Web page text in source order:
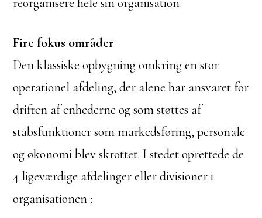
Fire fokus områder
Den klassiske opbygning omkring en stor
operationel afdeling, der alene har ansvaret for
driften af enhederne og som støttes af
stabsfunktioner som markedsføring, personale
og økonomi blev skrottet. I stedet oprettede de
4 ligeværdige afdelinger eller divisioner i
organisationen :